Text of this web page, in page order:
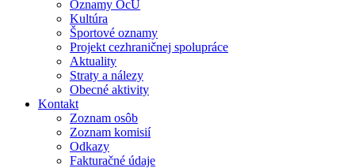
Oznamy OcU
Kultúra
Športové oznamy
Projekt cezhraničnej spolupráce
Aktuality
Straty a nálezy
Obecné aktivity
Kontakt
Zoznam osôb
Zoznam komisií
Odkazy
Fakturačné údaje